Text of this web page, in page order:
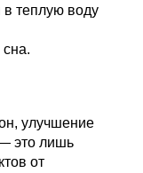
в теплую воду
сна.
улучшение
это лишь
от